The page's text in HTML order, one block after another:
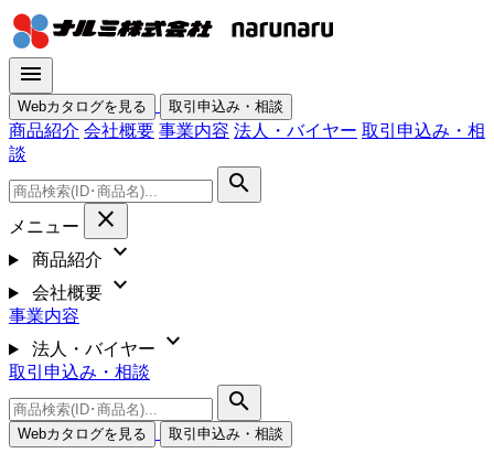
menu
Webカタログを見る 取引申込み・相談
商品紹介 会社概要 事業内容 法人・バイヤー 取引申込み・相
談
search
メニュー close
商品紹介 expand_more
会社概要 expand_more
事業内容
法人・バイヤー
expand_more
取引申込み・相談
search
Webカタログを見る 取引申込み・相談